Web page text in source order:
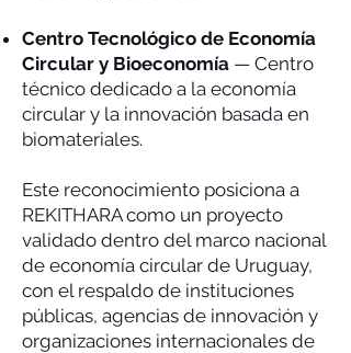
Centro Tecnológico de Economía
Circular y Bioeconomía — Centro
técnico dedicado a la economía
circular y la innovación basada en
biomateriales.
Este reconocimiento posiciona a
REKITHARA como un proyecto
validado dentro del marco nacional
de economía circular de Uruguay,
con el respaldo de instituciones
públicas, agencias de innovación y
organizaciones internacionales de